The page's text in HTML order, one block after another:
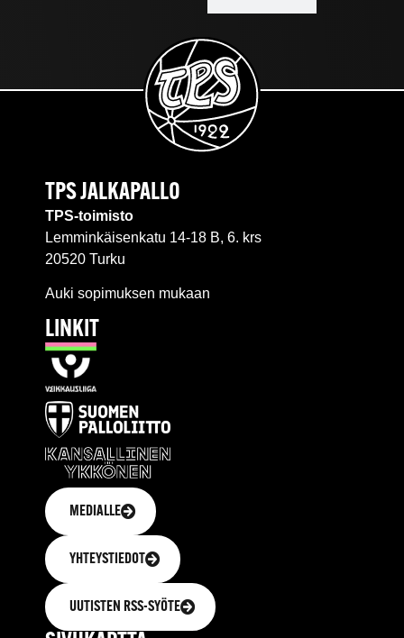
TPS JALKAPALLO
TPS-toimisto
Lemminkäisenkatu 14-18 B, 6. krs
20520 Turku
Auki sopimuksen mukaan
LINKIT
MEDIALLE
YHTEYSTIEDOT
UUTISTEN RSS-SYÖTE